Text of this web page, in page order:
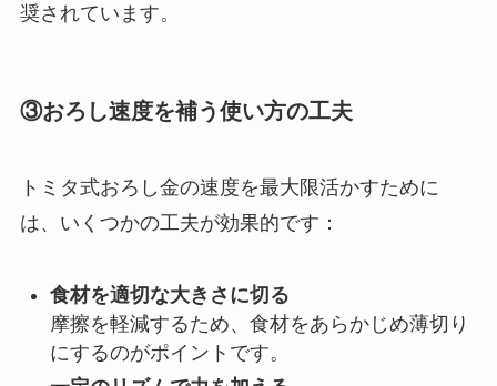
奨されています。
③おろし速度を補う使い方の工夫
トミタ式おろし金の速度を最大限活かすために
は、いくつかの工夫が効果的です：
食材を適切な大きさに切る
摩擦を軽減するため、食材をあらかじめ薄切り
にするのがポイントです。